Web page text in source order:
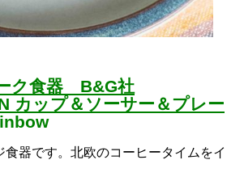
ク食器 B&G社
カップ＆ソーサー＆プレー
食器です。北欧のコーヒータイムをイ